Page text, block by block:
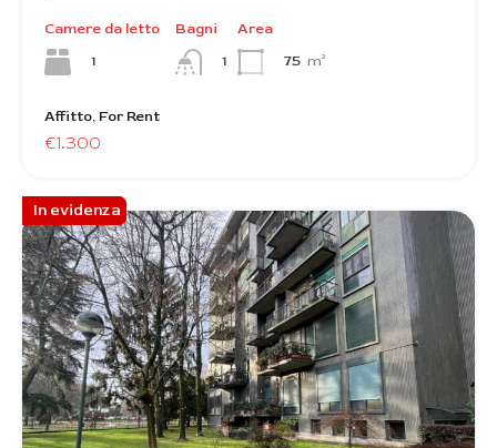
Camere da letto
1
Bagni
1
Area
75 m²
Affitto, For Rent
€1.300
In evidenza